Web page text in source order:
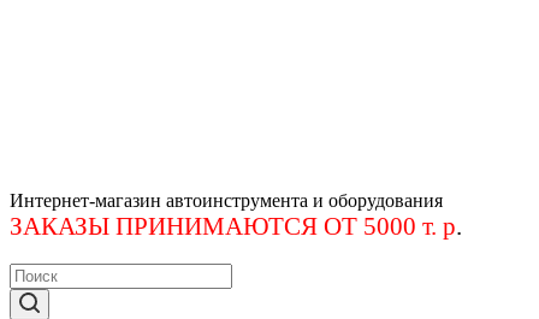
Интернет-магазин автоинструмента и оборудования
ЗАКАЗЫ ПРИНИМАЮТСЯ ОТ 5000 т. р.